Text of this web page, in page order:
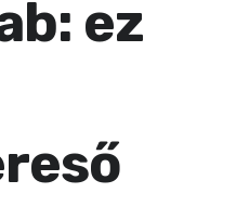
ez